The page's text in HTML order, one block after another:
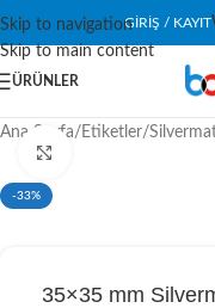
Skip to navigation
Skip to main content
GIRIŞ / KAYIT
ÜRÜNLER
Ana Sayfa/ Etiketler/
-33%
35×35 mm